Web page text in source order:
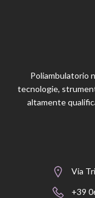
Poliambulatorio
tecnologie,
altamente
Via
+39